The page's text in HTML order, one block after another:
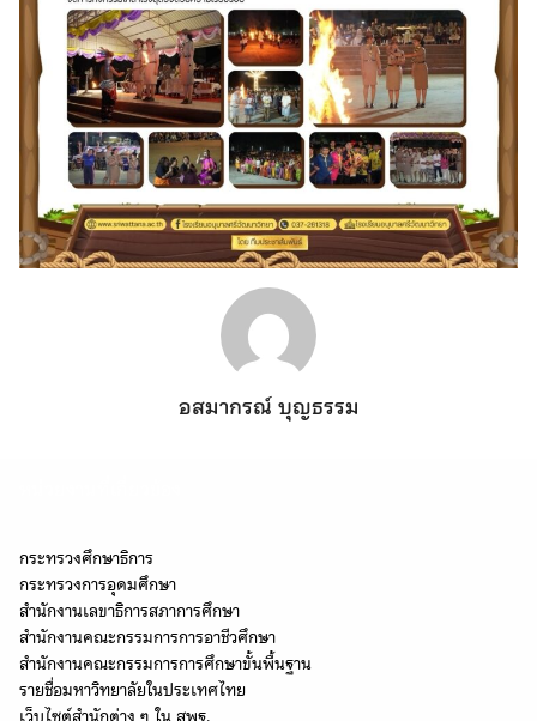
อสมากรณ์ บุญธรรม
กระทรวงศึกษาธิการ
กระทรวงการอุดมศึกษา
สำนักงานเลขาธิการสภาการศึกษา
สำนักงานคณะกรรมการการอาชีวศึกษา
สำนักงานคณะกรรมการการศึกษาขั้นพื้นฐาน
รายชื่อมหาวิทยาลัยในประเทศไทย